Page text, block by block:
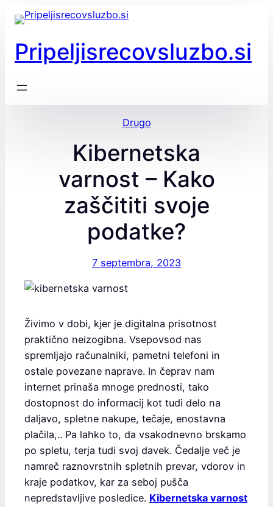
Preskoči
na
vsebino
Pripeljisrecovsluzbo.si
Drugo
Kibernetska
varnost – Kako
zaščititi svoje
podatke?
7 septembra, 2023
Živimo v dobi, kjer je digitalna prisotnost
praktično neizogibna. Vsepovsod nas
spremljajo računalniki, pametni telefoni in
ostale povezane naprave. In čeprav nam
internet prinaša mnoge prednosti, tako
dostopnost do informacij kot tudi delo na
daljavo, spletne nakupe, tečaje, enostavna
plačila,.. Pa lahko to, da vsakodnevno brskamo
po spletu, terja tudi svoj davek. Čedalje več je
namreč raznovrstnih spletnih prevar, vdorov in
kraje podatkov, kar za seboj pušča
nepredstavljive posledice. Kibernetska varnost